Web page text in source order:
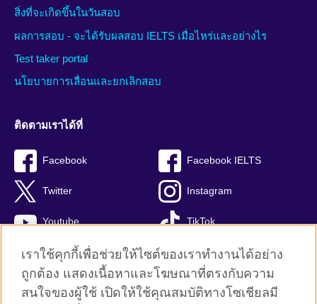
สิ่งที่จะเกิดขึ้นในวันสอบ
ผลการสอบ - จะได้รับผลสอบ IELTS เมื่อไหร่และอย่างไร
Test taker portal
นโยบายการเลื่อนและยกเลิกสอบ
ติดตามเราได้ที่
Facebook Facebook IELTS
Twitter Instagram
Youtube TikTok
British Council global
เราใช้คุกกี้เพื่อช่วยให้ไซต์ของเราทำงานได้อย่าง
ถูกต้อง แสดงเนื้อหาและโฆษณาที่ตรงกับความ
สนใจของผู้ใช้ เปิดให้ใช้คุณสมบัติทางโซเชียลมี